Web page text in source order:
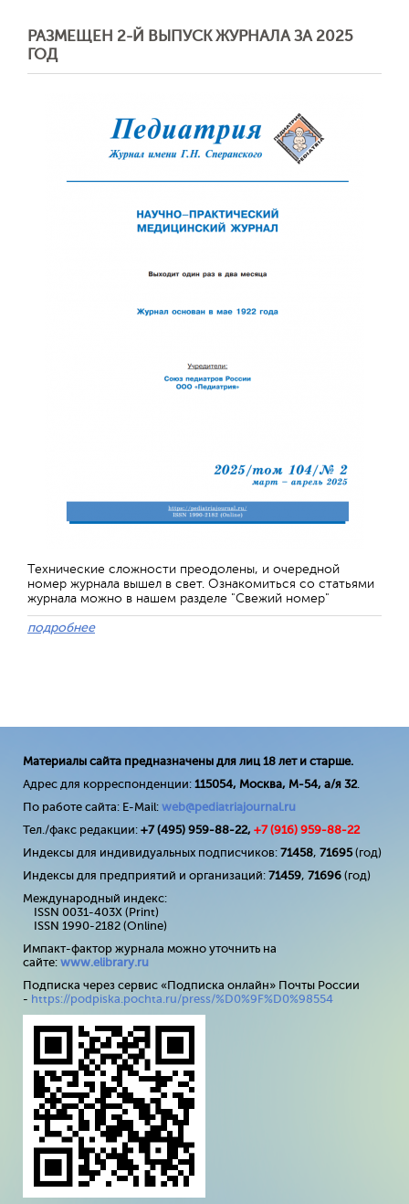
РАЗМЕЩЕН 2-Й ВЫПУСК ЖУРНАЛА ЗА 2025
ГОД
Технические сложности преодолены, и очередной
номер журнала вышел в свет. Ознакомиться со статьями
журнала можно в нашем разделе "Свежий номер"
подробнее
Материалы сайта предназначены для лиц 18 лет и старше.
Адрес для корреспонденции: 115054, Москва, М-54, а/я 32.
По работе сайта: E-Mail: web@pediatriajournal.ru
Тел./факс редакции: +7 (495) 959-88-22, +7 (916) 959-88-22
Индексы для индивидуальных подписчиков: 71458, 71695(год)
Индексы для предприятий и организаций: 71459, 71696 (год)
Международный индекс:
ISSN 0031-403X (Print)
ISSN 1990-2182 (Online)
Импакт-фактор журнала можно уточнить на
сайте: www.elibrary.ru
Подписка через сервис «Подписка онлайн» Почты России
- https://podpiska.pochta.ru/press/%D0%9F%D0%98554